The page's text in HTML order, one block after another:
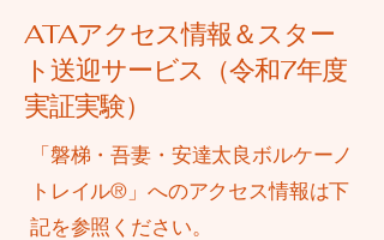
ATAアクセス情報＆スター
ト送迎サービス（令和7年度
実証実験）
「磐梯・吾妻・安達太良ボルケーノ
トレイル®︎」へのアクセス情報は下
記を参照ください。